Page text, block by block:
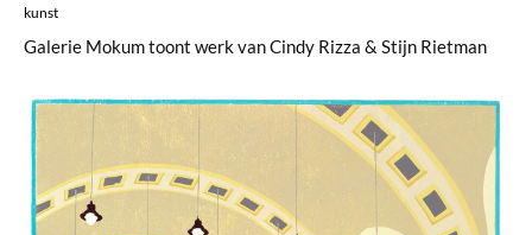
kunst
Galerie Mokum toont werk van Cindy Rizza & Stijn Rietman